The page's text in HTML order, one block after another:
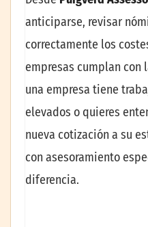
anticiparse, revisar
correctamente los
empresas cumplan con
una empresa tiene
elevados o quieres
nueva cotización a su
con asesoramiento
diferencia.